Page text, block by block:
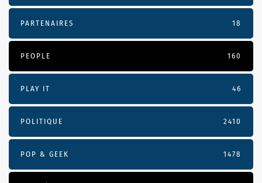
PARTENAIRES 18
PEOPLE 160
PLAY IT 46
POLITIQUE 2410
POP & GEEK 1478